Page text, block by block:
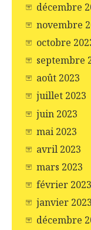
décembre
novembre
octobre
septembre
août 2023
juillet 2023
juin 2023
mai 2023
avril 2023
mars 2023
février 2023
janvier 2023
décembre